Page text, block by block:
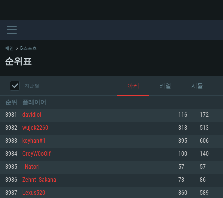
최소사양
최소사양
최소사양
메인 E-스포츠
순위표
지난 달 아케 리얼 시뮬
순위 플레이어
3981 davidloi 116 172
3982 wujek2260 318 513
3983 keyhan#1 395 606
3984 GreyW0oOlf 100 140
3985 _Natori 57 57
3986 Zehnt_Sakana 73 86
3987 Lexus520 360 589